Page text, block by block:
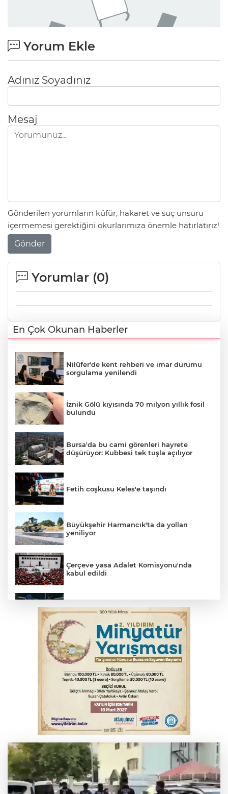
Yorum Ekle
Adınız Soyadınız
Mesaj
Gönderilen yorumların küfür, hakaret ve suç unsuru
içermemesi gerektiğini okurlarımıza önemle hatırlatırız!
Gönder
Yorumlar (0)
En Çok Okunan Haberler
Nilüfer'de kent rehberi ve imar durumu
sorgulama yenilendi
İznik Gölü kıyısında 70 milyon yıllık fosil
bulundu
Bursa'da bu cami görenleri hayrete
düşürüyor: Kubbesi tek tuşla açılıyor
Fetih coşkusu Keles'e taşındı
Büyükşehir Harmancık'ta da yolları
yeniliyor
Çerçeve yasa Adalet Komisyonu'nda
kabul edildi
kişi tutuklandı
İnegöl’de yangın paniği! Apartmana
sıçrayan alevler söndürüldü
Serbest piyasada döviz fiyatları
Otomobil kanala uçtu: 2 yaralı